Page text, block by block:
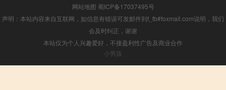
网站地图 蜀ICP备17037495号
声明：本站内容来自互联网，如信息有错误可发邮件到f_fb#foxmail.com说明，我们
会及时纠正，谢谢
本站仅为个人兴趣爱好，不接盈利性广告及商业合作
小男孩